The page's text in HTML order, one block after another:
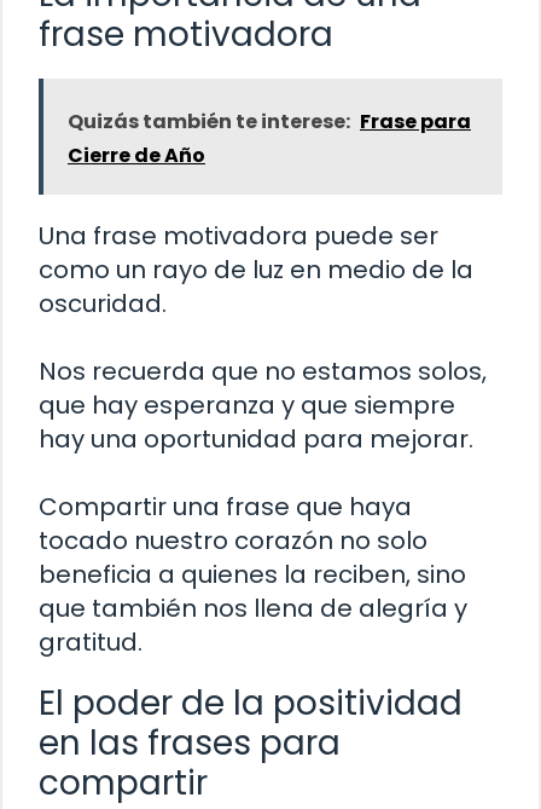
frase motivadora
Quizás también te interese: Frase para
Cierre de Año
Una frase motivadora puede ser
como un rayo de luz en medio de la
oscuridad.
Nos recuerda que no estamos solos,
que hay esperanza y que siempre
hay una oportunidad para mejorar.
Compartir una frase que haya
tocado nuestro corazón no solo
beneficia a quienes la reciben, sino
que también nos llena de alegría y
gratitud.
El poder de la positividad
en las frases para
compartir